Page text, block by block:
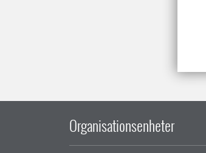
Organisationsenheter